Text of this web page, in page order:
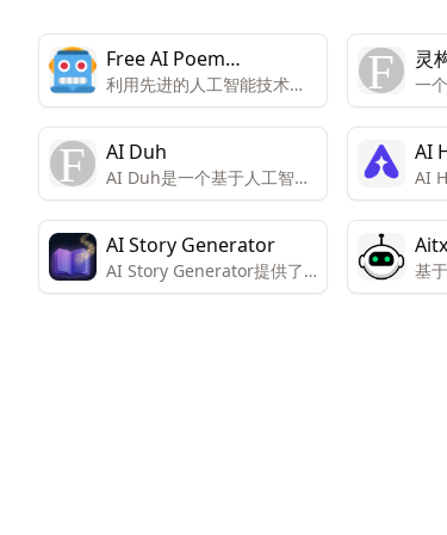
Free AI Poem
Generator
利用先进的人工智能技术，
为各种场合生成美丽而独特
的诗歌。用户只需输入一些
关键词或主题，AI机器人会
完成诗歌创作。
灵
一
提
理
AI Duh
AI Duh是一个基于人工智能
技术的Chrome扩展程序，
旨在提高写作效率。它能够
快速生成符合语法规范的回
复，显著缩短用户的写作时
间。
AI
AI
生
境
无
AI Story Generator
AI Story Generator提供了
多种工具来帮助用户创作故
基
可